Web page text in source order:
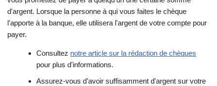
d'argent. Lorsque la personne à qui vous faites le chèque
l'apporte à la banque, elle utilisera l'argent de votre compte pour
payer.
Consultez notre article sur la rédaction de chèques
pour plus d'informations.
Assurez-vous d'avoir suffisamment d'argent sur votre